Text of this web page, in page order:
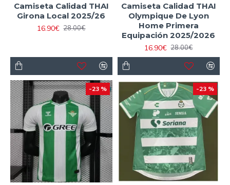
Camiseta Calidad THAI
Girona Local 2025/26
16.90€ 28.00€
Camiseta Calidad THAI
Olympique De Lyon
Home Primera
Equipación 2025/2026
16.90€ 28.00€
-23 % -23 %